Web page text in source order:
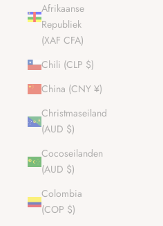
Afrikaanse
Republiek
(XAF CFA)
Chili (CLP $)
China (CNY ¥)
Christmaseiland
(AUD $)
Cocoseilanden
(AUD $)
Colombia
(COP $)